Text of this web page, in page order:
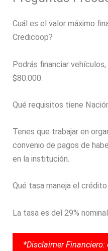
Cuál es el valor máximo
Credicoop?
Podrás financiar
$80.000.
Qué requisitos tiene
Tenes que trabajar en
convenio de pagos de
en la institución.
Qué tasa maneja el
La tasa es del 29% nominal
*Disclaimer Financiero: